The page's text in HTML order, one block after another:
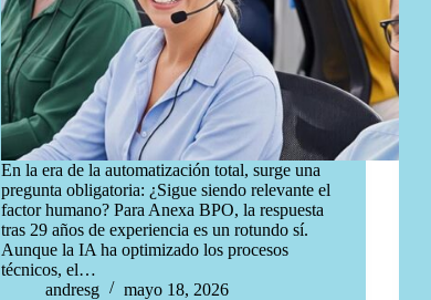
En la era de la automatización total, surge una
pregunta obligatoria: ¿Sigue siendo relevante el
factor humano? Para Anexa BPO, la respuesta
tras 29 años de experiencia es un rotundo sí.
Aunque la IA ha optimizado los procesos
técnicos, el…
andresg
mayo 18, 2026